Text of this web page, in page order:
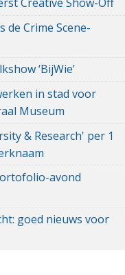
de Crime Scene-
‘BijWie’
in stad voor
Museum
& Research' per 1
avond
goed nieuws voor